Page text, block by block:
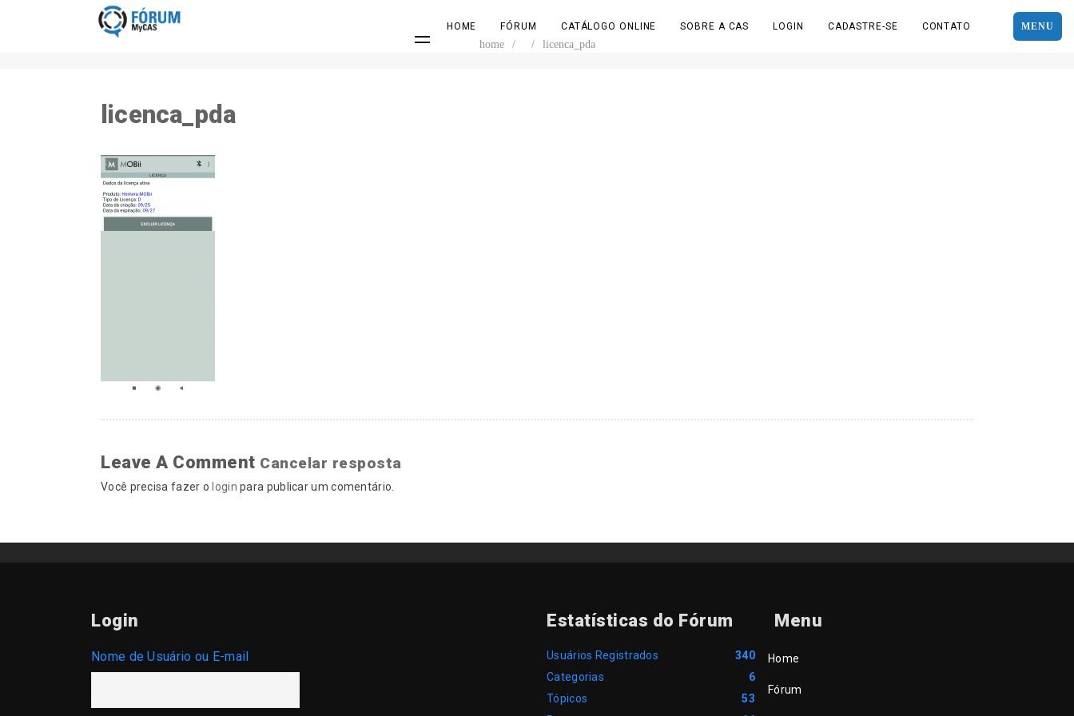
MENU
HOME FÓRUM CATÁLOGO ONLINE SOBRE A CAS LOGIN CADASTRE-SE CONTATO
home / / licenca_pda
licenca_pda
Leave A Comment Cancelar resposta
Você precisa fazer o login para publicar um comentário.
Login
Nome de Usuário ou E-mail
Estatísticas do Fórum
Usuários Registrados
340
Categorias
6
Tópicos
53
Menu
Home
Fórum